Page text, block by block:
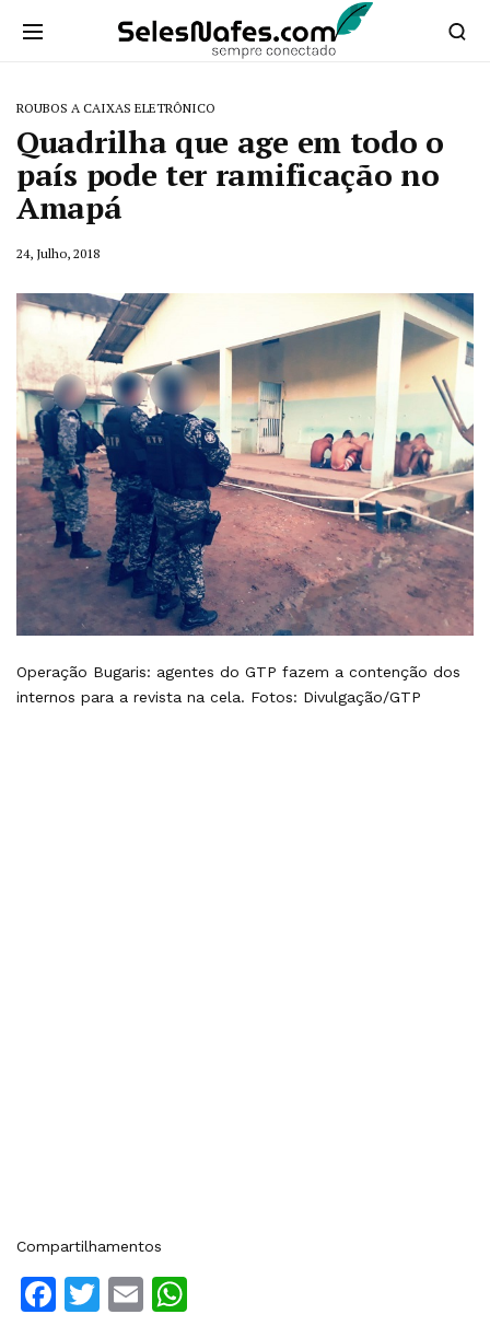
ROUBOS A CAIXAS ELETRÔNICO
Quadrilha que age em todo o
país pode ter ramificação no
Amapá
24, Julho, 2018
Operação Bugaris: agentes do GTP fazem a contenção dos
internos para a revista na cela. Fotos: Divulgação/GTP
Compartilhamentos
Facebook
Twitter
Email